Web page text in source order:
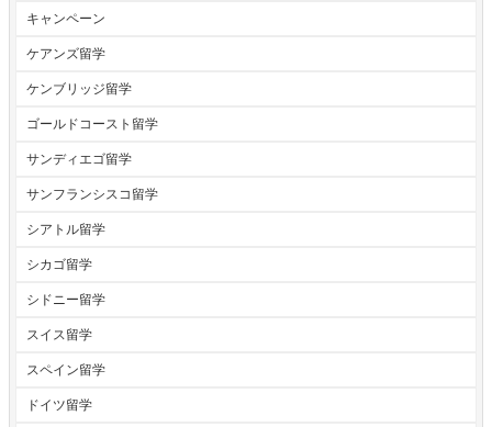
キャンペーン
ケアンズ留学
ケンブリッジ留学
ゴールドコースト留学
サンディエゴ留学
サンフランシスコ留学
シアトル留学
シカゴ留学
シドニー留学
スイス留学
スペイン留学
ドイツ留学